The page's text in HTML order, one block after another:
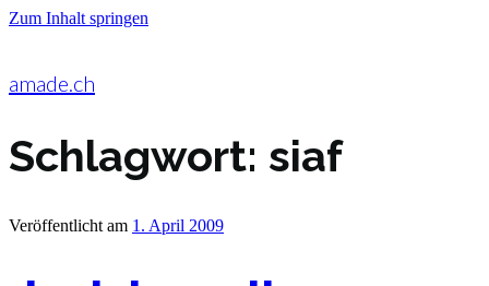
Zum Inhalt springen
amade.ch
Schlagwort: siaf
Veröffentlicht am 1. April 2009